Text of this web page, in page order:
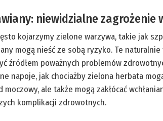
niewidzialne zagrożenie
kojarzymy zielone warzywa, takie jak
mogą nieść ze sobą ryzyko. Te
źródłem poważnych problemów
napoje, jak chociażby zielona herbata
moczowy, ale także mogą zakłócać
komplikacji zdrowotnych.